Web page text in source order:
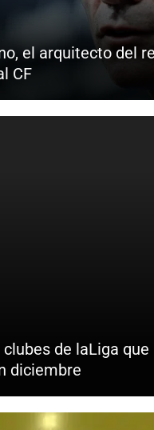
el arquitecto del
CF
clubes de laLiga que
diciembre